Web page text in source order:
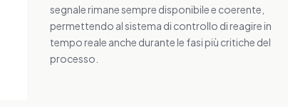
segnale rimane sempre disponibile e coerente,
permettendo al sistema di controllo di reagire in
tempo reale anche durante le fasi più critiche del
processo.